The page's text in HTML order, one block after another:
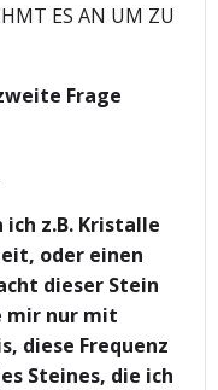
ES AN UM ZU
Frage
z.B. Kristalle
oder einen
dieser Stein
mir nur mit
diese Frequenz
Steines, die ich